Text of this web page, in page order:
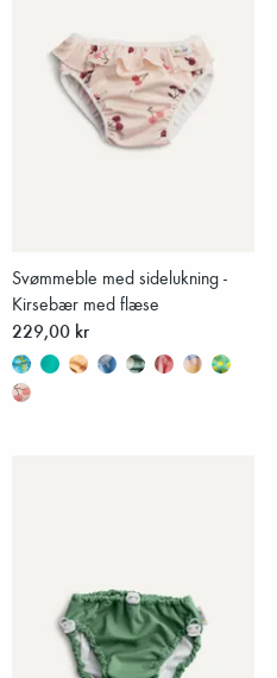
Svømmeble med sidelukning -
Kirsebær med flæse
229,00 kr